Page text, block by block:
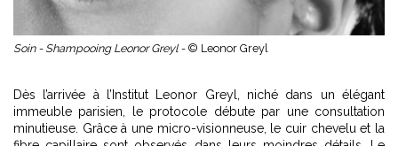
Soin - Shampooing Leonor Greyl - © Leonor Greyl
Dès l’arrivée à l’Institut Leonor Greyl, niché dans un élégant
immeuble parisien, le protocole débute par une consultation
minutieuse. Grâce à une micro-visionneuse, le cuir chevelu et la